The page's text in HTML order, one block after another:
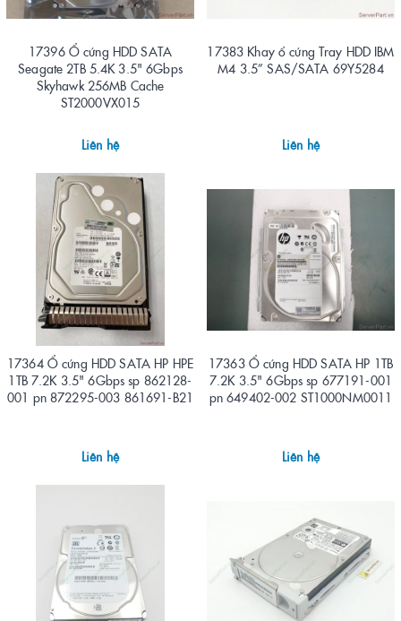
17396 Ổ cứng HDD SATA
Seagate 2TB 5.4K 3.5" 6Gbps
Skyhawk 256MB Cache
ST2000VX015
Liên hệ
17383 Khay ổ cứng Tray HDD IBM
M4 3.5” SAS/SATA 69Y5284
Liên hệ
17364 Ổ cứng HDD SATA HP HPE
1TB 7.2K 3.5" 6Gbps sp 862128-
001 pn 872295-003 861691-B21
Liên hệ
17363 Ổ cứng HDD SATA HP 1TB
7.2K 3.5" 6Gbps sp 677191-001
pn 649402-002 ST1000NM0011
Liên hệ